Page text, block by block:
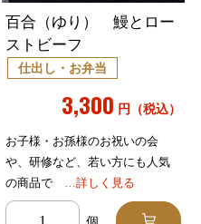
百合（ゆり） 鰻とロー
ストビーフ
仕出し・お弁当
3,300 円（税込）
お子様・お孫様のお祝いの会
や、研修など、若い方にも人気
の商品で …詳しく見る